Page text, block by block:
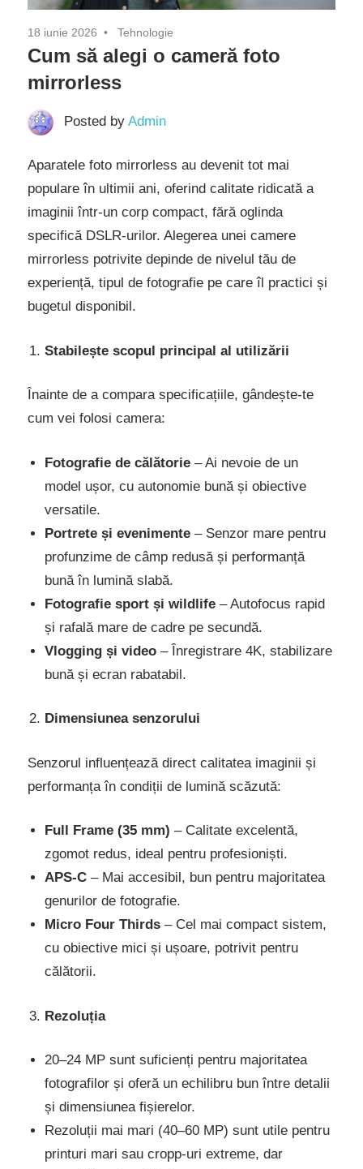
18 iunie 2026 Tehnologie
Cum să alegi o cameră foto
mirrorless
Posted by Admin
Aparatele foto mirrorless au devenit tot mai
populare în ultimii ani, oferind calitate ridicată a
imaginii într-un corp compact, fără oglinda
specifică DSLR-urilor. Alegerea unei camere
mirrorless potrivite depinde de nivelul tău de
experiență, tipul de fotografie pe care îl practici și
bugetul disponibil.
Stabilește scopul principal al utilizării
Înainte de a compara specificațiile, gândește-te
cum vei folosi camera:
Fotografie de călătorie – Ai nevoie de un
model ușor, cu autonomie bună și obiective
versatile.
Portrete și evenimente – Senzor mare pentru
profunzime de câmp redusă și performanță
bună în lumină slabă.
Fotografie sport și wildlife – Autofocus rapid
și rafală mare de cadre pe secundă.
Vlogging și video – Înregistrare 4K, stabilizare
bună și ecran rabatabil.
Dimensiunea senzorului
Senzorul influențează direct calitatea imaginii și
performanța în condiții de lumină scăzută:
Full Frame (35 mm) – Calitate excelentă,
zgomot redus, ideal pentru profesioniști.
APS-C – Mai accesibil, bun pentru majoritatea
genurilor de fotografie.
Micro Four Thirds – Cel mai compact sistem,
cu obiective mici și ușoare, potrivit pentru
călătorii.
Rezoluția
20–24 MP sunt suficienți pentru majoritatea
fotografilor și oferă un echilibru bun între detalii
și dimensiunea fișierelor.
Rezoluții mai mari (40–60 MP) sunt utile pentru
printuri mari sau cropp-uri extreme, dar